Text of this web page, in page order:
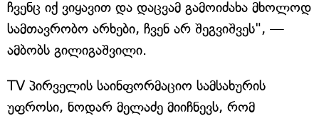
ჩვენც იქ ვიყავით და დაცვამ გამოიძახა მხოლოდ
სამთავრობო არხები, ჩვენ არ შეგვიშვეს", —
ამბობს გილიგაშვილი.
TV პირველის საინფორმაციო სამსახურის
უფროსი, ნოდარ მელაძე მიიჩნევს, რომ